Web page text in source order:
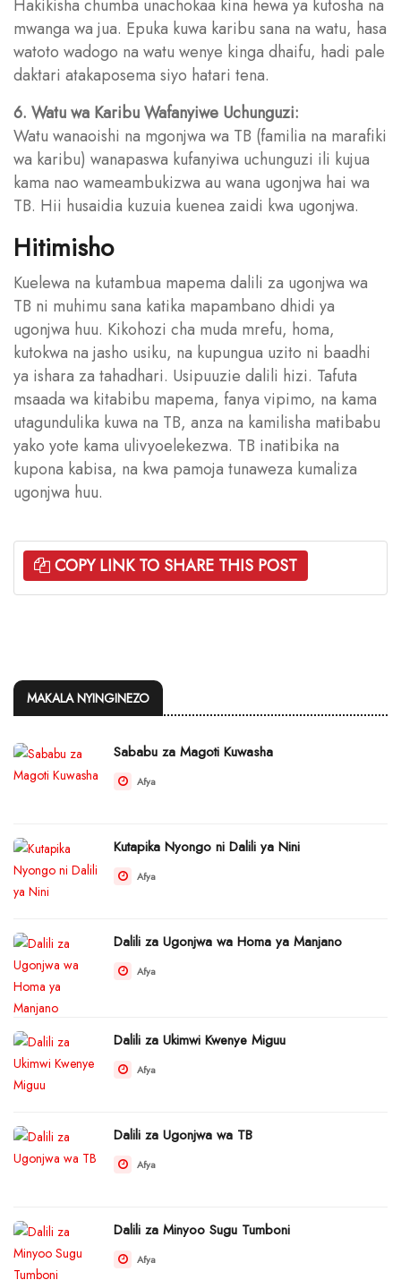
Hakikisha chumba unachokaa kina hewa ya kutosha na
mwanga wa jua. Epuka kuwa karibu sana na watu, hasa
watoto wadogo na watu wenye kinga dhaifu, hadi pale
daktari atakaposema siyo hatari tena.
6. Watu wa Karibu Wafanyiwe Uchunguzi:
Watu wanaoishi na mgonjwa wa TB (familia na marafiki
wa karibu) wanapaswa kufanyiwa uchunguzi ili kujua
kama nao wameambukizwa au wana ugonjwa hai wa
TB. Hii husaidia kuzuia kuenea zaidi kwa ugonjwa.
Hitimisho
Kuelewa na kutambua mapema dalili za ugonjwa wa
TB ni muhimu sana katika mapambano dhidi ya
ugonjwa huu. Kikohozi cha muda mrefu, homa,
kutokwa na jasho usiku, na kupungua uzito ni baadhi
ya ishara za tahadhari. Usipuuzie dalili hizi. Tafuta
msaada wa kitabibu mapema, fanya vipimo, na kama
utagundulika kuwa na TB, anza na kamilisha matibabu
yako yote kama ulivyoelekezwa. TB inatibika na
kupona kabisa, na kwa pamoja tunaweza kumaliza
ugonjwa huu.
COPY LINK TO SHARE THIS POST
MAKALA NYINGINEZO
Sababu za Magoti Kuwasha
Afya
Kutapika Nyongo ni Dalili ya Nini
Afya
Dalili za Ugonjwa wa Homa ya Manjano
Afya
Dalili za Ukimwi Kwenye Miguu
Afya
Dalili za Ugonjwa wa TB
Afya
Dalili za Minyoo Sugu Tumboni
Afya